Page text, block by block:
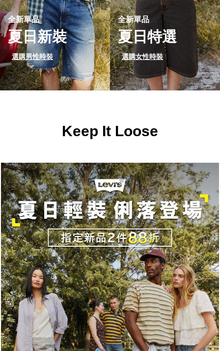
全新單品
夏日新裝
選購男性時裝
全新單品
夏日特選
選購女性時裝
Keep It Loose